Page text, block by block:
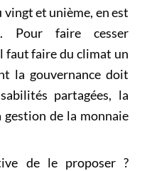
vingt et unième, en est
Pour faire cesser
faut faire du climat un
la gouvernance doit
partagées, la
de la monnaie
de le proposer ?